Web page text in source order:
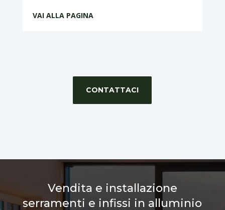
VAI ALLA PAGINA
CONTATTACI
Vendita e installazione
serramenti e infissi in alluminio